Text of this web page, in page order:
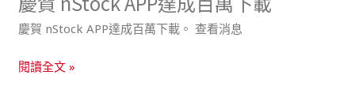
慶賀 nStock APP達成百萬下載。 查看消息
閱讀全文 »